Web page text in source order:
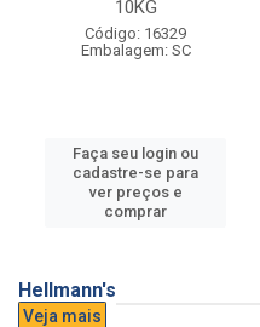
10KG
Código: 16329
Embalagem: SC
Faça seu login ou
cadastre-se para
ver preços e
comprar
Hellmann's
Veja mais